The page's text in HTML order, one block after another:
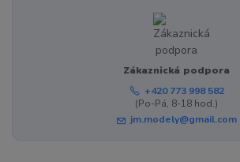
Zákaznická podpora
+420 773 998 582
(Po-Pá, 8-18 hod.)
jm.modely@gmail.com